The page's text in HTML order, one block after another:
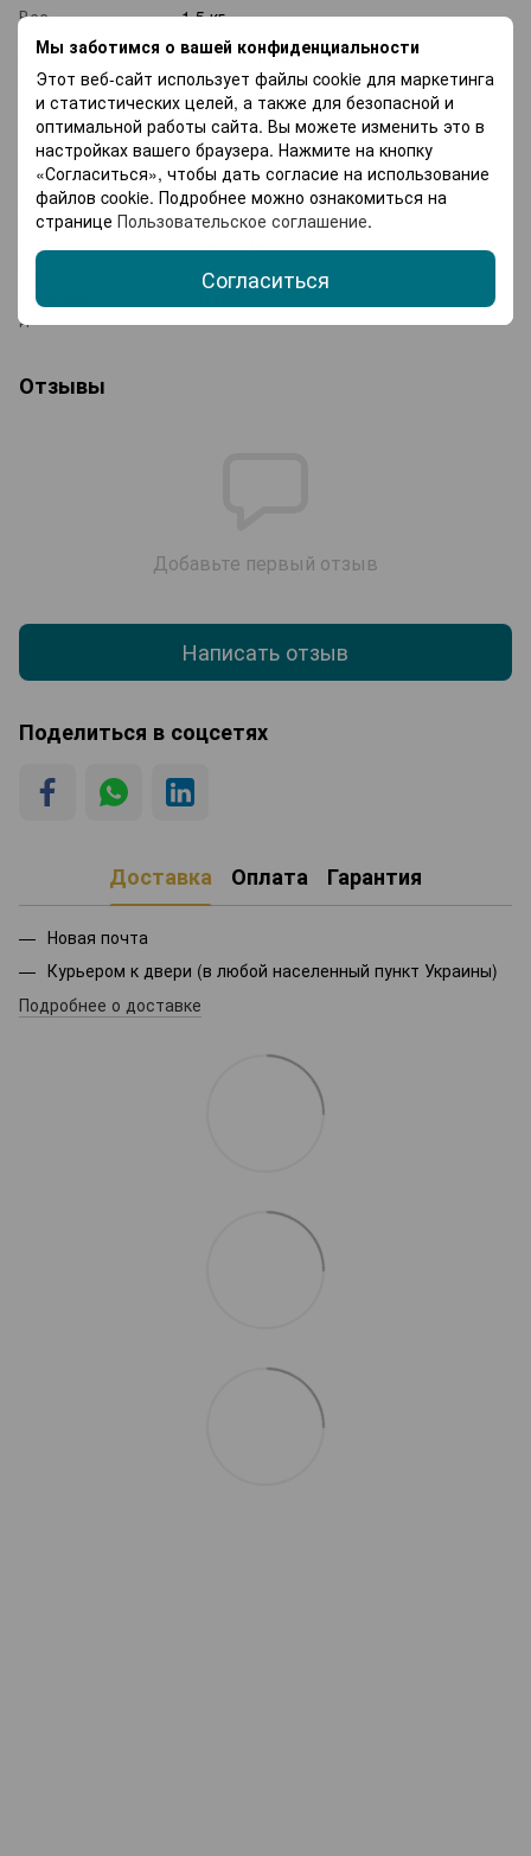
Мы заботимся о вашей конфиденциальности
Этот веб-сайт использует файлы cookie для маркетинга
и статистических целей, а также для безопасной и
оптимальной работы сайта. Вы можете изменить это в
настройках вашего браузера. Нажмите на кнопку
«Согласиться», чтобы дать согласие на использование
файлов cookie. Подробнее можно ознакомиться на
странице Пользовательское соглашение.
Согласиться
Вес
1,5 кг
Габариты
упаковки
40 x 35,5 x 28 см
Страна
регистрации
бренда
Украина
Страна-
производитель
товара
Китай
Гарантия
12 месяцев
стоимость
доставки
Отзывы
Добавьте первый отзыв
Написать отзыв
Поделиться в соцсетях
Доставка Оплата Гарантия
Новая почта
Курьером к двери (в любой населенный пункт Украины)
Подробнее о доставке